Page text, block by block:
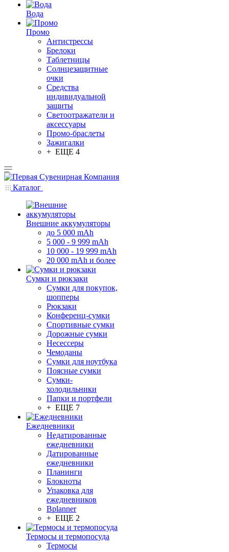
Вода
Промо
Антистрессы
Брелоки
Таблетницы
Солнцезащитные
очки
Средства
индивидуальной
защиты
Светоотражатели и
аксессуары
Промо-браслеты
Зажигалки
+ ЕЩЕ 4
Каталог
Внешние аккумуляторы
до 5 000 mAh
5 000 - 9 999 mAh
10 000 - 19 999 mAh
20 000 mAh и более
Сумки и рюкзаки
Сумки для покупок,
шопперы
Рюкзаки
Конференц-сумки
Спортивные сумки
Дорожные сумки
Несессеры
Чемоданы
Сумки для ноутбука
Поясные сумки
Сумки-
холодильники
Папки и портфели
+ ЕЩЕ 7
Ежедневники
Недатированные
ежедневники
Датированные
ежедневники
Планинги
Блокноты
Упаковка для
ежедневников
Bplanner
+ ЕЩЕ 2
Термосы и термопосуда
Термосы